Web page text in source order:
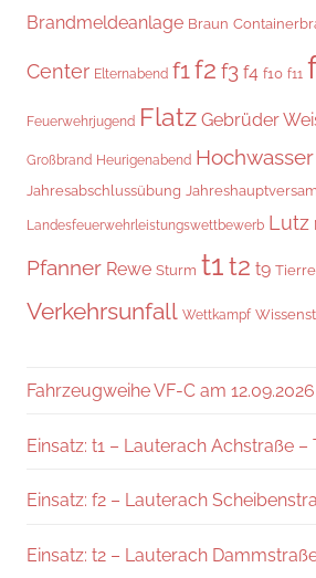
Brandmeldeanlage Braun
Center Elternabend f1f2 f3 f4 f10 f11
Feuerwehrjugend Flatz Gebrüder
Großbrand Heurigenabend Hochwasser
Jahresabschlussübung
Landesfeuerwehrleistungswettbewerb Lutz
Pfanner Rewe Sturm t1t2 t9
Verkehrsunfall Wettkampf
Fahrzeugweihe VF-C am 12.09.2026
Einsatz: t1 – Lauterach Achstraße
Einsatz: f2 – Lauterach
Einsatz: t2 – Lauterach